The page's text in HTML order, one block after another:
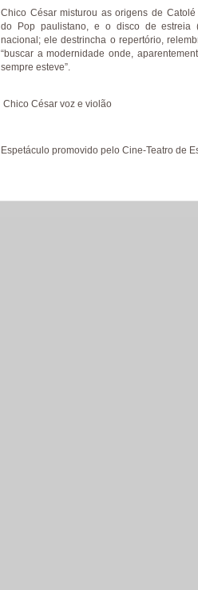
Chico César misturou as origens de
do Pop paulistano, e o disco de
nacional; ele destrincha o repertório,
“buscar a modernidade onde,
sempre esteve”.
Chico César voz e violão
Espetáculo promovido pelo Cine-Teatro de